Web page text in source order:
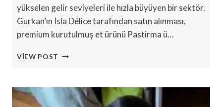
yükselen gelir seviyeleri ile hızla büyüyen bir sektör.
Gurkan’ın Isla Délice tarafından satın alınması,
premium kurutulmuş et ürünü Pastirma ü…
VIEW POST FRANSIZ
GURKAN